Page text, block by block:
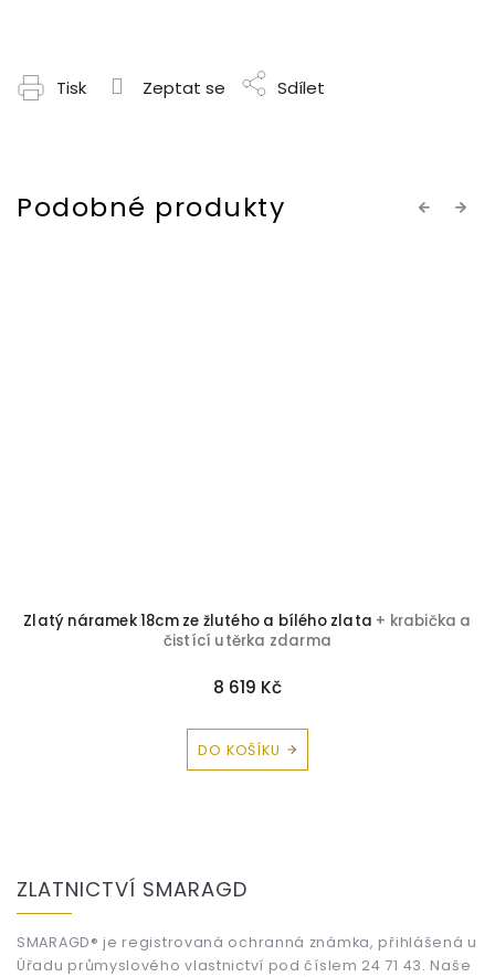
Tisk Zeptat se Sdílet
Previous
Zlatý náramek 18cm ze žlutého a bílého zlata + krabička a
čistící utěrka zdarma
8 619 Kč
DO KOŠÍKU
Next
ZLATNICTVÍ SMARAGD
SMARAGD® je registrovaná ochranná známka, přihlášená u
Úřadu průmyslového vlastnictví pod číslem 24 71 43. Naše